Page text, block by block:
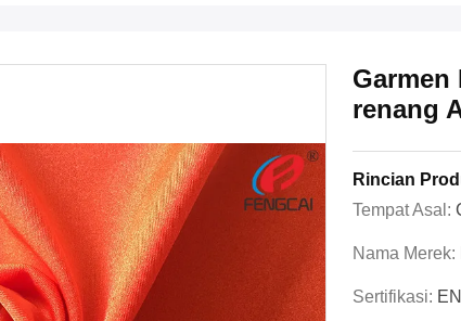
Garmen
renang
Rincian
Tempat Asal:
Nama Merek:
Sertifikasi: